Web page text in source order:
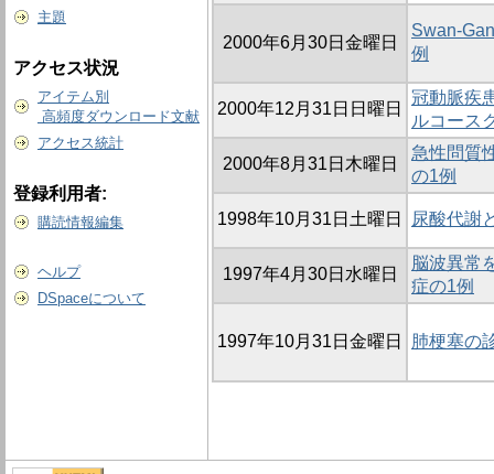
主題
アクセス状況
アイテム別
高頻度ダウンロード文献
アクセス統計
登録利用者:
購読情報編集
ヘルプ
DSpaceについて
2000年6月30日金曜日
Swan-
例
2000年12月31日日曜日
冠動脈疾
ルコース
2000年8月31日木曜日
急性問質
の1例
1998年10月31日土曜日 尿酸代謝
1997年4月30日水曜日
脳波異常
症の1例
1997年10月31日金曜日 肺梗塞の